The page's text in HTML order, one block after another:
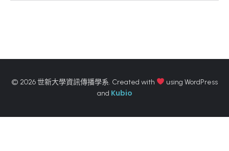
© 2026 世新大學資訊傳播學系. Created with
using WordPress
and Kubio